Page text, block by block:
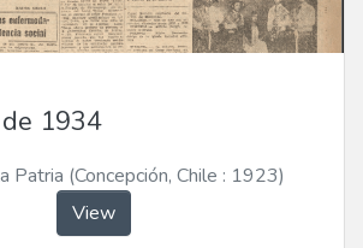
1934
Patria (Concepción, Chile : 1923)
View